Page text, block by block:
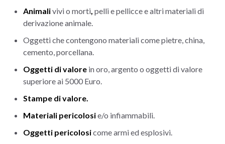
Animalivivi o morti, pelli e pellicce e altri materiali di
derivazione animale.
Oggetti che contengono materiali come pietre, china,
cemento, porcellana.
Oggetti di valore in oro, argento o oggetti di valore
superiore ai 5000 Euro.
Stampe di valore.
Materiali pericolosie/o infiammabili.
Oggetti pericolosicome armi ed esplosivi.